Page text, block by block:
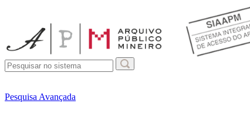
Pesquisa Avançada